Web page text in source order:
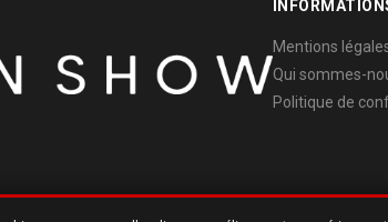
Mentions
Qui sommes-
Politique de